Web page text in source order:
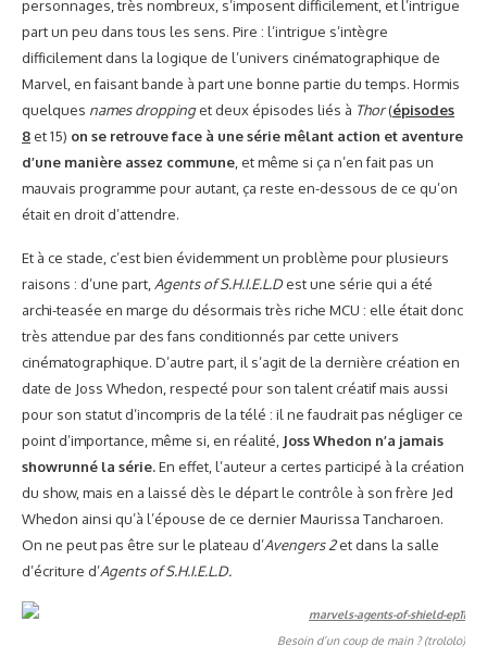
personnages, très nombreux, s’imposent difficilement, et l’intrigue
part un peu dans tous les sens. Pire : l’intrigue s’intègre
difficilement dans la logique de l’univers cinématographique de
Marvel, en faisant bande à part une bonne partie du temps. Hormis
quelques names droppinget deux épisodes liés à Thor(épisodes
8 et 15) on se retrouve face à une série mêlant action et aventure
d’une manière assez commune , et même si ça n’en fait pas un
mauvais programme pour autant, ça reste en-dessous de ce qu’on
était en droit d’attendre.
Et à ce stade, c’est bien évidemment un problème pour plusieurs
raisons : d’une part, Agents of S.H.I.E.L.Dest une série qui a été
archi-teasée en marge du désormais très riche MCU : elle était donc
très attendue par des fans conditionnés par cette univers
cinématographique. D’autre part, il s’agit de la dernière création en
date de Joss Whedon, respecté pour son talent créatif mais aussi
pour son statut d’incompris de la télé : il ne faudrait pas négliger ce
point d’importance, même si, en réalité, Joss Whedon n’a jamais
showrunné la série.En effet, l’auteur a certes participé à la création
du show, mais en a laissé dès le départ le contrôle à son frère Jed
Whedon ainsi qu’à l’épouse de ce dernier Maurissa Tancharoen.
On ne peut pas être sur le plateau d’Avengers 2et dans la salle
d’écriture d’Agents of S.H.I.E.L.D.
Besoin d’un coup de main ? (trololo)